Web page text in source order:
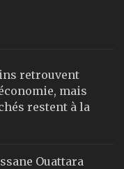
retrouvent
mais
restent à la
Ouattara